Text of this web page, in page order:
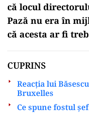
că locul
Pază nu era în
că acesta ar fi
CUPRINS
Reacția lui
Bruxelles
Ce spune fostul